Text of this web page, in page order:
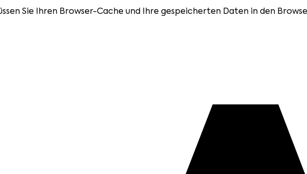
Sie Ihren Browser-Cache und Ihre gespeicherten Daten in den
aktivieren, um die Lesbarkeit und Bedienbarkeit der Webseite zu